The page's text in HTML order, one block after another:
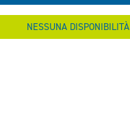
NESSUNA DISPONIBILITÀ